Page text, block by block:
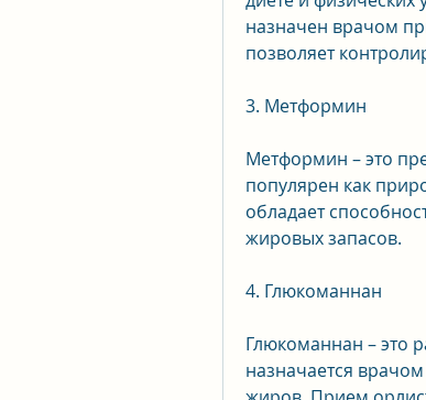
назначен врачом
позволяет
3. Метформин
Метформин – это
популярен как
обладает
жировых запасов.
4. Глюкоманнан
Глюкоманнан – это
назначается